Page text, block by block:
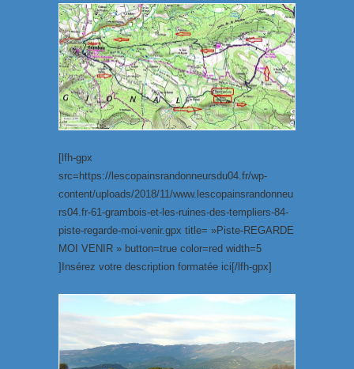
[lfh-gpx
src=https://lescopainsrandonneursdu04.fr/wp-
content/uploads/2018/11/www.lescopainsrandonneu
rs04.fr-61-grambois-et-les-ruines-des-templiers-84-
piste-regarde-moi-venir.gpx title= »Piste-REGARDE
MOI VENIR » button=true color=red width=5
]Insérez votre description formatée ici[/lfh-gpx]